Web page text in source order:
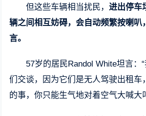
但这些车辆相当扰民，进出停车
辆之间相互妨碍，会自动频繁按喇叭
言。
57岁的居民Randol White坦言：
们交谈，因为它们是无人驾驶出租车
的事，你只能生气地对着空气大喊大